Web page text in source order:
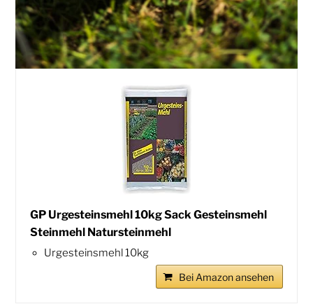
GP Urgesteinsmehl 10kg Sack Gesteinsmehl
Steinmehl Natursteinmehl
Urgesteinsmehl 10kg
Bei Amazon ansehen